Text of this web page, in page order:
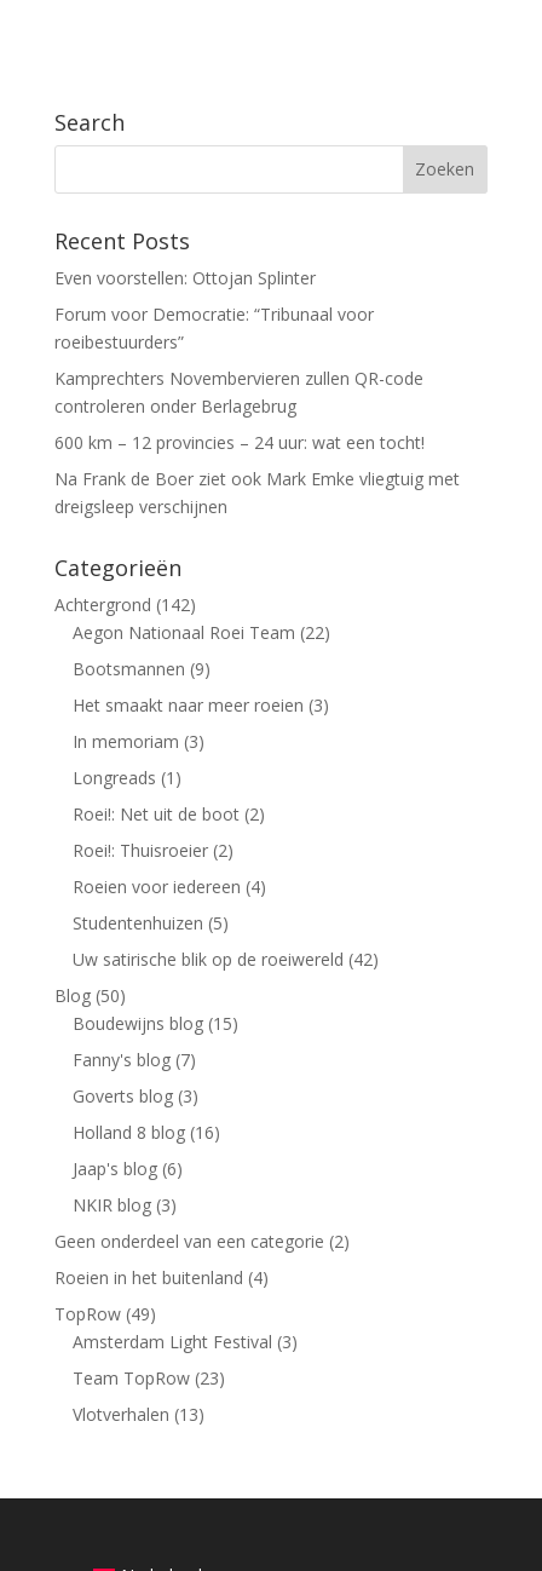
Search
Recent Posts
Even voorstellen: Ottojan Splinter
Forum voor Democratie: “Tribunaal voor
roeibestuurders”
Kamprechters Novembervieren zullen QR-code
controleren onder Berlagebrug
600 km – 12 provincies – 24 uur: wat een tocht!
Na Frank de Boer ziet ook Mark Emke vliegtuig met
dreigsleep verschijnen
Categorieën
Achtergrond (142)
Aegon Nationaal Roei Team (22)
Bootsmannen (9)
Het smaakt naar meer roeien (3)
In memoriam (3)
Longreads (1)
Roei!: Net uit de boot(2)
Roei!: Thuisroeier(2)
Roeien voor iedereen (4)
Studentenhuizen (5)
Uw satirische blik op de roeiwereld (42)
Blog(50)
Boudewijns blog(15)
Fanny's blog(7)
Goverts blog(3)
Holland 8 blog(16)
Jaap's blog(6)
NKIR blog(3)
Geen onderdeel van een categorie (2)
Roeien in het buitenland (4)
TopRow(49)
Amsterdam Light Festival (3)
Team TopRow(23)
Vlotverhalen (13)